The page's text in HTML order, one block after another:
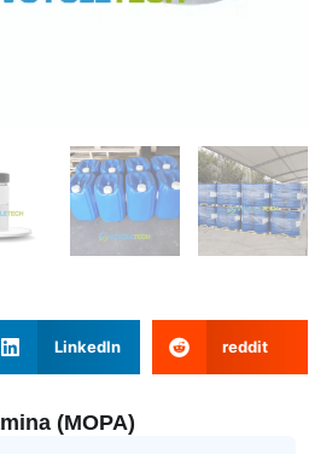
LinkedIn reddit
(MOPA)